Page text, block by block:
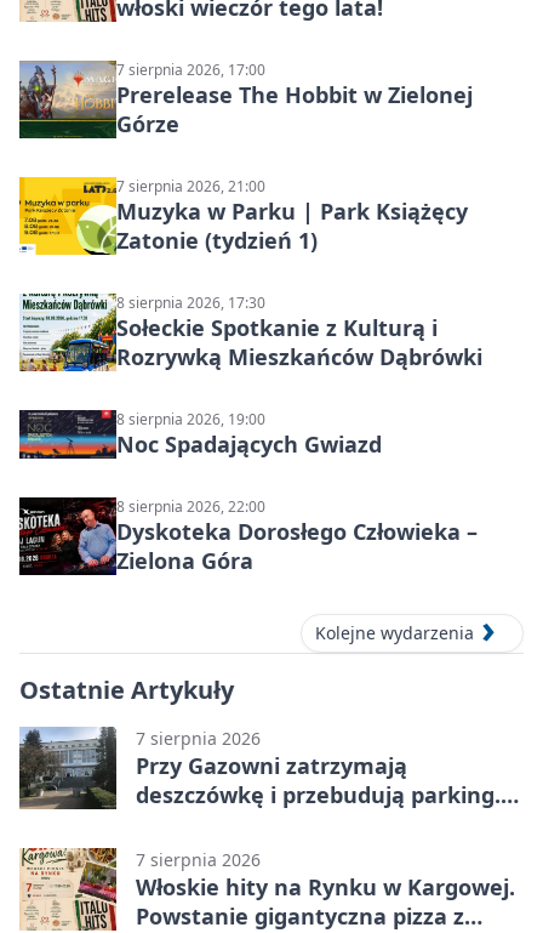
włoski wieczór tego lata!
7 sierpnia 2026, 17:00
Prerelease The Hobbit w Zielonej
Górze
7 sierpnia 2026, 21:00
Muzyka w Parku | Park Książęcy
Zatonie (tydzień 1)
8 sierpnia 2026, 17:30
Sołeckie Spotkanie z Kulturą i
Rozrywką Mieszkańców Dąbrówki
8 sierpnia 2026, 19:00
Noc Spadających Gwiazd
8 sierpnia 2026, 22:00
Dyskoteka Dorosłego Człowieka –
Zielona Góra
Kolejne wydarzenia
Ostatnie Artykuły
7 sierpnia 2026
Przy Gazowni zatrzymają
deszczówkę i przebudują parking.
7 sierpnia 2026
Włoskie hity na Rynku w Kargowej.
Powstanie gigantyczna pizza z